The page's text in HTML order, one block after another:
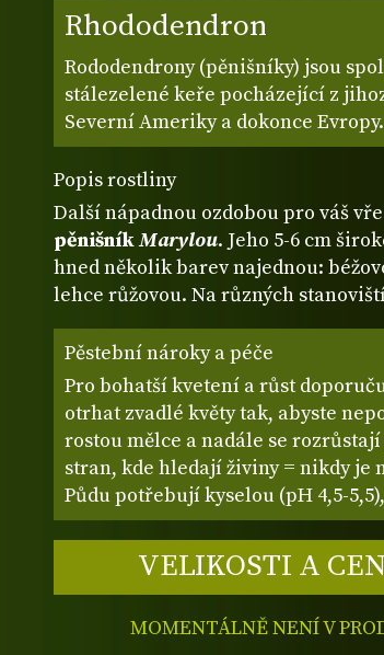
Rhododendron
Rododendrony (pěnišníky) jsou
stálezelené keře pocházející z
Severní Ameriky a dokonce
Popis rostliny
Další nápadnou ozdobou pro váš
pěnišníkMarylou. Jeho 5-6 cm
hned několik barev najednou:
lehce růžovou. Na různých
Pěstební nároky a péče
Pro bohatší kvetení a růst
otrhat zvadlé květy tak, abyste
rostou mělce a nadále se
stran, kde hledají živiny = nikdy je
Půdu potřebují kyselou (pH 4,5-
VELIKOSTI A
MOMENTÁLNĚ NENÍ V